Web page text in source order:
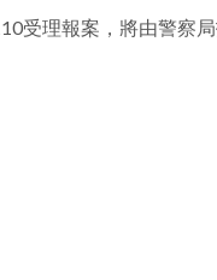
受理報案，將由警察局